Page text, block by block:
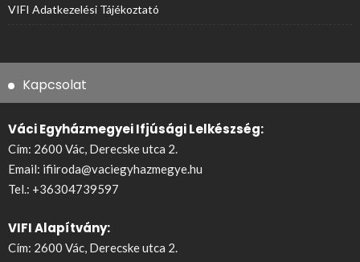
VIFI Adatkezelési Tájékoztató
Kapcsolat
Váci Egyházmegyei Ifjúsági Lelkészség:
Cím: 2600 Vác, Derecske utca 2.
Email: ifiiroda@vaciegyhazmegye.hu
Tel.: +36304739597
VIFI Alapítvány:
Cím: 2600 Vác, Derecske utca 2.